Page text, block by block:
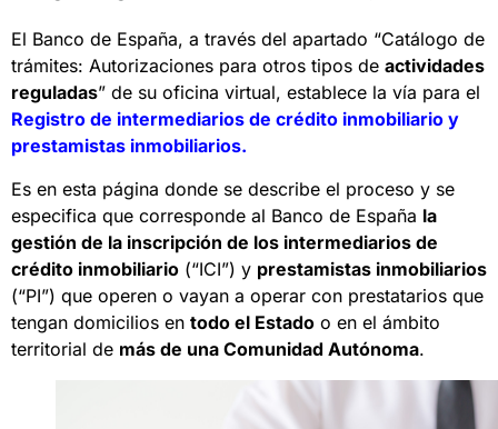
El Banco de España, a través del apartado “Catálogo de
trámites: Autorizaciones para otros tipos de actividades
reguladas” de su oficina virtual, establece la vía para el
Registro de intermediarios de crédito inmobiliario y
prestamistas inmobiliarios.
Es en esta página donde se describe el proceso y se
especifica que corresponde al Banco de España la
gestión de la inscripción de los intermediarios de
crédito inmobiliario (“ICI”) y prestamistas inmobiliarios
(“PI”) que operen o vayan a operar con prestatarios que
tengan domicilios en todo el Estado o en el ámbito
territorial de más de una Comunidad Autónoma.